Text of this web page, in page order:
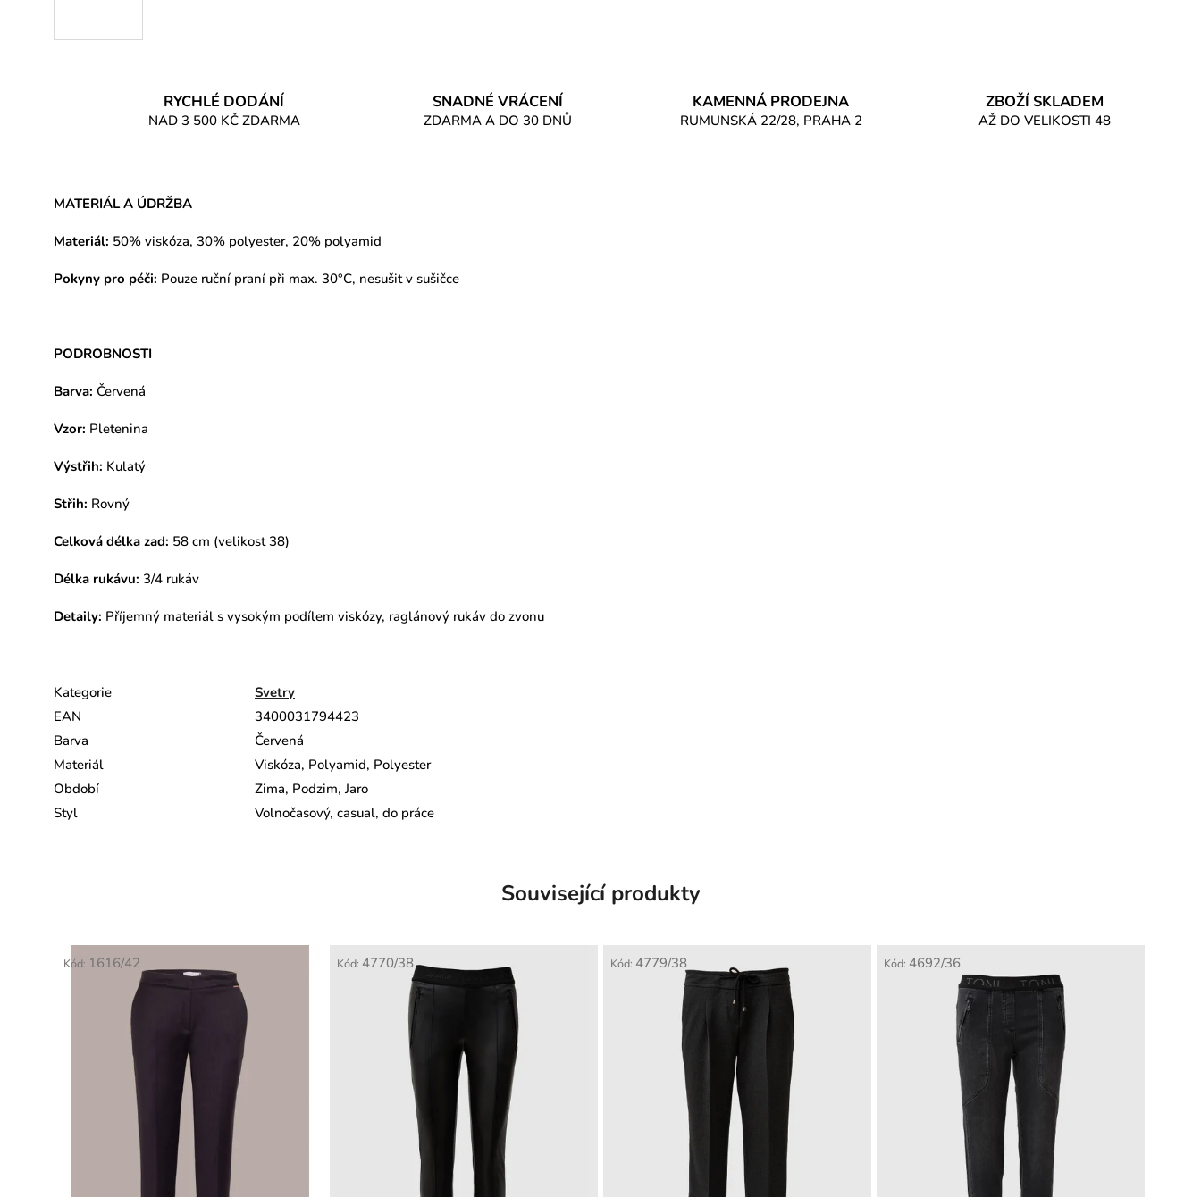
RYCHLÉ DODÁNÍ
NAD 3 500 KČ ZDARMA
SNADNÉ VRÁCENÍ
ZDARMA A DO 30 DNŮ
KAMENNÁ PRODEJNA
RUMUNSKÁ 22/28, PRAHA 2
ZBOŽÍ SKLADEM
AŽ DO VELIKOSTI 48
MATERIÁL A ÚDRŽBA
Materiál: 50% viskóza, 30% polyester, 20% polyamid
Pokyny pro péči: Pouze ruční praní při max. 30°C, nesušit v sušičce
PODROBNOSTI
Barva: Červená
Vzor: Pletenina
Výstřih: Kulatý
Střih: Rovný
Celková délka zad: 58 cm (velikost 38)
Délka rukávu: 3/4 rukáv
Detaily: Příjemný materiál s vysokým podílem viskózy, raglánový rukáv do zvonu
Kategorie
Svetry
EAN
3400031794423
Barva
Červená
Materiál
Viskóza, Polyamid, Polyester
Období
Zima, Podzim, Jaro
Styl
Volnočasový, casual, do práce
Související produkty
Kód: 1616/42 Kód: 4770/38 Kód: 4779/38 Kód: 4692/36